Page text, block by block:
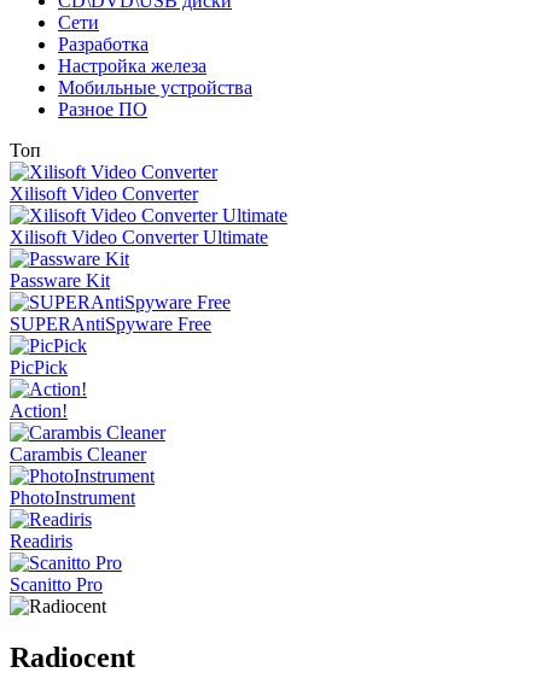
Сети
Разработка
Настройка железа
Мобильные устройства
Разное ПО
Топ
Xilisoft Video Converter
Xilisoft Video Converter Ultimate
Passware Kit
SUPERAntiSpyware Free
PicPick
Action!
Carambis Cleaner
PhotoInstrument
Readiris
Scanitto Pro
Radiocent